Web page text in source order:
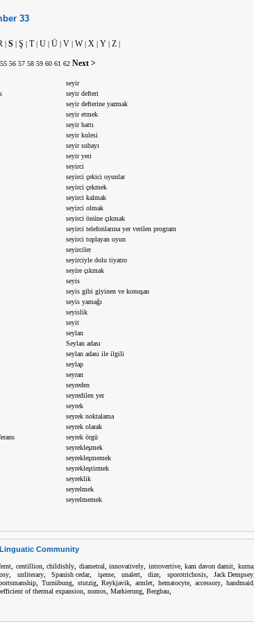
33
| S | Ş | T| U | Ü | V | W| X | Y | Z |
55 56 57 58 59 60 61 62 Next >
seyir
seyir defteri
seyir defterine yazmak
seyir etmek
seyir hattı
seyir kulesi
seyir subayı
seyir yeri
seyirci
seyirci çekici oyunlar
seyirci çekmek
seyirci kalmak
seyirci olmak
seyirci önüne çıkmak
seyirci telefonlarına yer verilen program
seyirci toplayan oyun
seyirciler
seyirciyle dolu tiyatro
seyire çıkmak
seyis
seyis gibi giyinen ve konuşan
seyis yamağı
seyislik
seyit
seylan
Seylan adası
seylan adası ile ilgili
seylap
seyran
seyreden
seyredilen yer
seyrek
seyrek noktalama
seyrek olarak
seyrek örgü
seyrekleşmek
seyrekleşmemek
seyrekleştirmek
seyreklik
seyrelmek
seyrelmemek
Community
centillion,childishly diametral ,innovatively introvertive,kam davon damit ,kurna
unliterary,Spanish cedar, işeme, unalert,dize sporotrichosis,Jack Dempsey
, Turnübung, stutzig,Reykjavik ,armlet ,hematocyte ,accessory ,handmaid
of thermal expansion nomos Markierung Bergbau